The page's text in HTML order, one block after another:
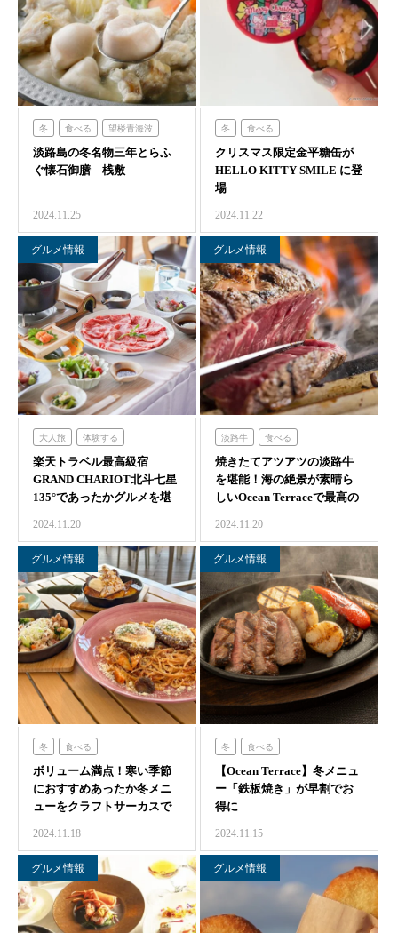
冬 食べる 望楼青海波
グランシャリオ
淡路島の冬名物三年とらふ
ぐ懐石御膳 桟敷
2024.11.25
冬 食べる
ハローキティスマイル
クリスマス限定金平糖缶が
HELLO KITTY SMILE に登
場
2024.11.22
グルメ情報
大人旅 体験する
グランシャリオ
楽天トラベル最高級宿
GRAND CHARIOT北斗七星
135°であったかグルメを堪
2024.11.20
グルメ情報
淡路牛 食べる
オーシャンテラス
焼きたてアツアツの淡路牛
を堪能！海の絶景が素晴ら
しいOcean Terraceで最高の
2024.11.20
グルメ情報
冬 食べる
クラフトサーカス
ボリューム満点！寒い季節
におすすめあったか冬メニ
ューをクラフトサーカスで
2024.11.18
グルメ情報
冬 食べる
オーシャンテラス
【Ocean Terrace】冬メニュ
ー「鉄板焼き」が早割でお
得に
2024.11.15
グルメ情報 グルメ情報